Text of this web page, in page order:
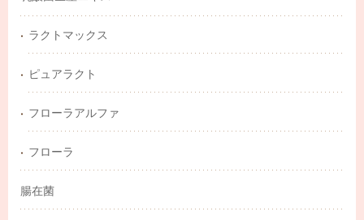
ラクトマックス
ピュアラクト
フローラアルファ
フローラ
腸在菌